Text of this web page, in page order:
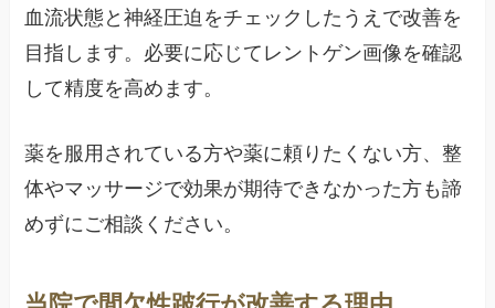
血流状態と神経圧迫をチェックしたうえで改善を
目指します。必要に応じてレントゲン画像を確認
して精度を高めます。
薬を服用されている方や薬に頼りたくない方、整
体やマッサージで効果が期待できなかった方も諦
めずにご相談ください。